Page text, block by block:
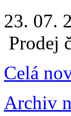
23. 07.
Prodej
Celá
Archiv